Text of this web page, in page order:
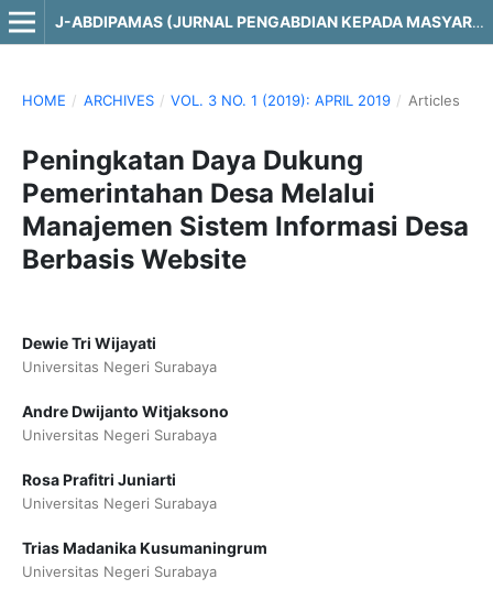
J-ABDIPAMAS (JURNAL PENGABDIAN KEPADA MASYARAKAT)
HOME / ARCHIVES / VOL. 3 NO. 1 (2019): APRIL 2019 / Articles
Peningkatan Daya Dukung
Pemerintahan Desa Melalui
Manajemen Sistem Informasi Desa
Berbasis Website
Dewie Tri Wijayati
Universitas Negeri Surabaya
Andre Dwijanto Witjaksono
Universitas Negeri Surabaya
Rosa Prafitri Juniarti
Universitas Negeri Surabaya
Trias Madanika Kusumaningrum
Universitas Negeri Surabaya